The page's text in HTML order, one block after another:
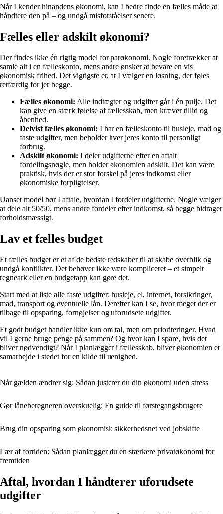
Når I kender hinandens økonomi, kan I bedre finde en fælles måde at
håndtere den på – og undgå misforståelser senere.
Fælles eller adskilt økonomi?
Der findes ikke én rigtig model for parøkonomi. Nogle foretrækker at
samle alt i en fælleskonto, mens andre ønsker at bevare en vis
økonomisk frihed. Det vigtigste er, at I vælger en løsning, der føles
retfærdig for jer begge.
Fælles økonomi: Alle indtægter og udgifter går i én pulje. Det
kan give en stærk følelse af fællesskab, men kræver tillid og
åbenhed.
Delvist fælles økonomi: I har en fælleskonto til husleje, mad og
faste udgifter, men beholder hver jeres konto til personligt
forbrug.
Adskilt økonomi: I deler udgifterne efter en aftalt
fordelingsnøgle, men holder økonomien adskilt. Det kan være
praktisk, hvis der er stor forskel på jeres indkomst eller
økonomiske forpligtelser.
Uanset model bør I aftale, hvordan I fordeler udgifterne. Nogle vælger
at dele alt 50/50, mens andre fordeler efter indkomst, så begge bidrager
forholdsmæssigt.
Lav et fælles budget
Et fælles budget er et af de bedste redskaber til at skabe overblik og
undgå konflikter. Det behøver ikke være kompliceret – et simpelt
regneark eller en budgetapp kan gøre det.
Start med at liste alle faste udgifter: husleje, el, internet, forsikringer,
mad, transport og eventuelle lån. Derefter kan I se, hvor meget der er
tilbage til opsparing, fornøjelser og uforudsete udgifter.
Et godt budget handler ikke kun om tal, men om prioriteringer. Hvad
vil I gerne bruge penge på sammen? Og hvor kan I spare, hvis det
bliver nødvendigt? Når I planlægger i fællesskab, bliver økonomien et
samarbejde i stedet for en kilde til uenighed.
Når gælden ændrer sig: Sådan justerer du din økonomi uden stress
Gør låneberegneren overskuelig: En guide til førstegangsbrugere
Brug din opsparing som økonomisk sikkerhedsnet ved jobskifte
Lær af fortiden: Sådan planlægger du en stærkere privatøkonomi for
fremtiden
Aftal, hvordan I håndterer uforudsete
udgifter